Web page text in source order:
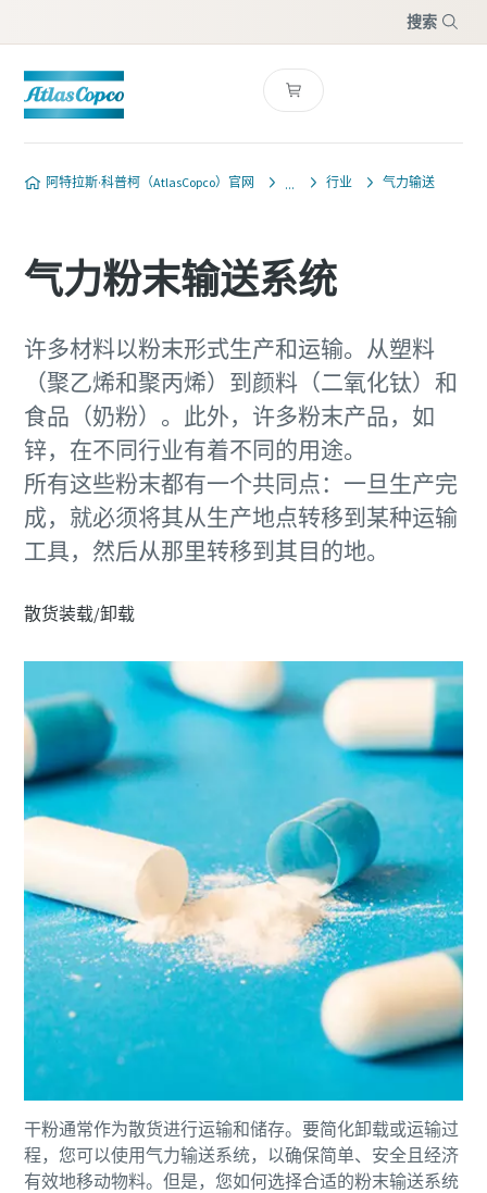
搜索
阿特拉斯·科普柯（AtlasCopco）官网 行业 气力输送
气力粉末输送系统
许多材料以粉末形式生产和运输。从塑料
（聚乙烯和聚丙烯）到颜料（二氧化钛）和
食品（奶粉）。此外，许多粉末产品，如
锌，在不同行业有着不同的用途。
所有这些粉末都有一个共同点：一旦生产完
成，就必须将其从生产地点转移到某种运输
工具，然后从那里转移到其目的地。
散货装载/卸载
干粉通常作为散货进行运输和储存。要简化卸载或运输过
程，您可以使用气力输送系统，以确保简单、安全且经济
有效地移动物料。但是，您如何选择合适的粉末输送系统